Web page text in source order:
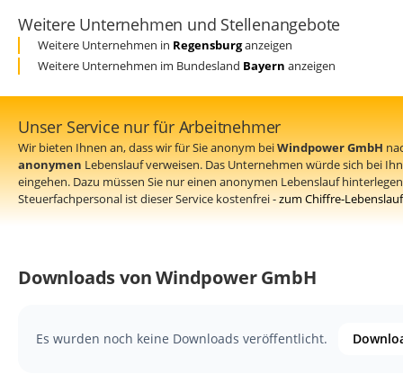
Weitere Unternehmen und Stellenangebote
Weitere Unternehmen in Regensburganzeigen
Weitere Unternehmen im Bundesland Bayern anzeigen
Unser Service nur für Arbeitnehmer
Wir bieten Ihnen an, dass wir für Sie anonym beiWindpower GmbH
anonymen Lebenslauf verweisen. Das Unternehmen würde sich bei
eingehen. Dazu müssen Sie nur einen anonymen Lebenslauf
Steuerfachpersonal ist dieser Service kostenfrei -zum Chiffre-Lebenslauf
Downloads von Windpower GmbH
Es wurden noch keine Downloads veröffentlicht.